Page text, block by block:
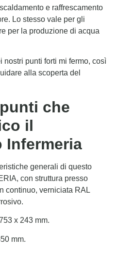
e raffrescamento
Lo stesso vale per gli
per la produzione di acqua
nostri punti forti mi fermo, così
alla scoperta del
che
il
Infermeria
generali di questo
con struttura presso
continuo, verniciata RAL
x 243 mm.
mm.